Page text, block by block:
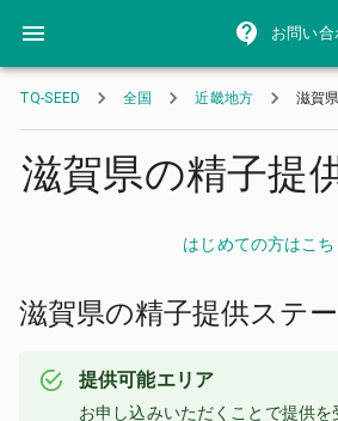
お問い合
TQ-SEED 全国 近畿地方 滋賀県
滋賀県の精子提
はじめての方はこち
滋賀県の精子提供ステ
提供可能エリア
お申し込みいただくことで提供を